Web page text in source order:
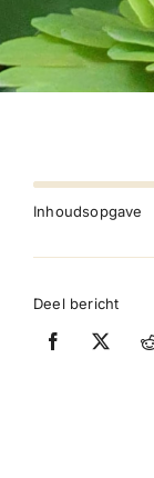
Inhoudsopgave
Deel bericht